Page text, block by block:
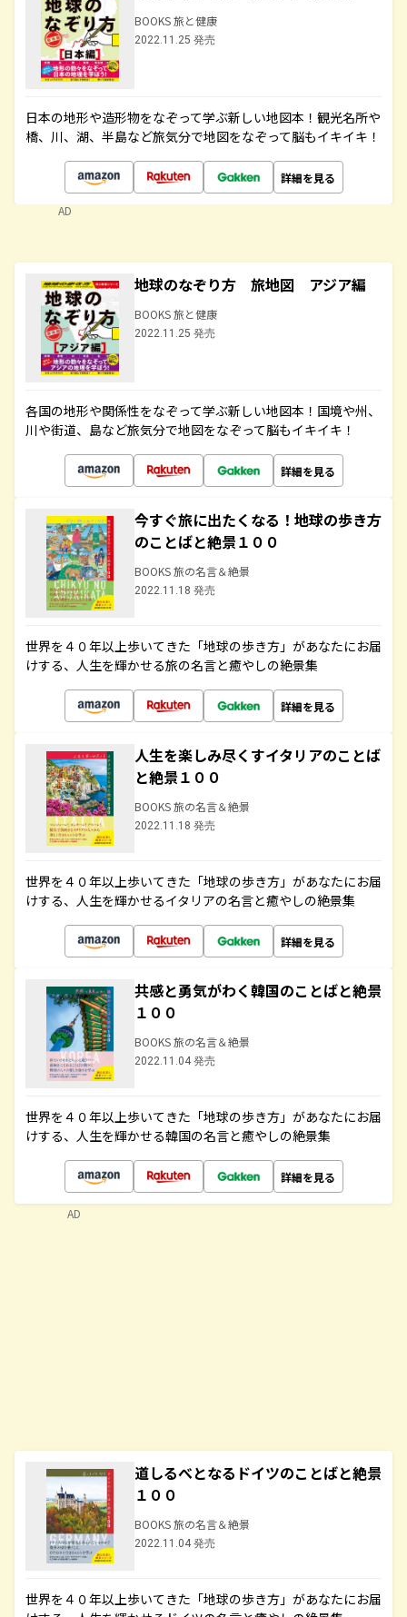
BOOKS 旅と健康
2022.11.25 発売
日本の地形や造形物をなぞって学ぶ新しい地図本！観光名所や
橋、川、湖、半島など旅気分で地図をなぞって脳もイキイキ！
詳細を見る
AD
地球のなぞり方 旅地図 アジア編
BOOKS 旅と健康
2022.11.25 発売
各国の地形や関係性をなぞって学ぶ新しい地図本！国境や州、
川や街道、島など旅気分で地図をなぞって脳もイキイキ！
詳細を見る
今すぐ旅に出たくなる！地球の歩き方
のことばと絶景１００
BOOKS 旅の名言＆絶景
2022.11.18 発売
世界を４０年以上歩いてきた「地球の歩き方」があなたにお届
けする、人生を輝かせる旅の名言と癒やしの絶景集
詳細を見る
人生を楽しみ尽くすイタリアのことば
と絶景１００
BOOKS 旅の名言＆絶景
2022.11.18 発売
世界を４０年以上歩いてきた「地球の歩き方」があなたにお届
けする、人生を輝かせるイタリアの名言と癒やしの絶景集
詳細を見る
共感と勇気がわく韓国のことばと絶景
１００
BOOKS 旅の名言＆絶景
2022.11.04 発売
世界を４０年以上歩いてきた「地球の歩き方」があなたにお届
けする、人生を輝かせる韓国の名言と癒やしの絶景集
詳細を見る
道しるべとなるドイツのことばと絶景
１００
BOOKS 旅の名言＆絶景
2022.11.04 発売
世界を４０年以上歩いてきた「地球の歩き方」があなたにお届
AD